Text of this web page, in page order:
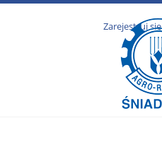
Zarejestruj się